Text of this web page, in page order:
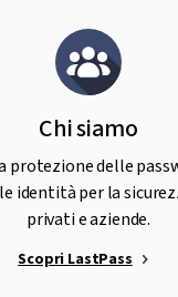
Chi siamo
protezione delle
identità per la
privati e aziende.
Scopri LastPass